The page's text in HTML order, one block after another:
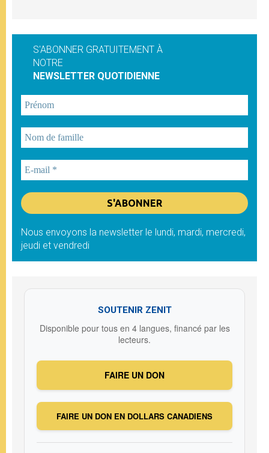
S'ABONNER GRATUITEMENT À
NOTRE
NEWSLETTER QUOTIDIENNE
Nous envoyons la newsletter le lundi, mardi, mercredi,
jeudi et vendredi
SOUTENIR ZENIT
Disponible pour tous en 4 langues, financé par les
lecteurs.
FAIRE UN DON
FAIRE UN DON EN DOLLARS CANADIENS